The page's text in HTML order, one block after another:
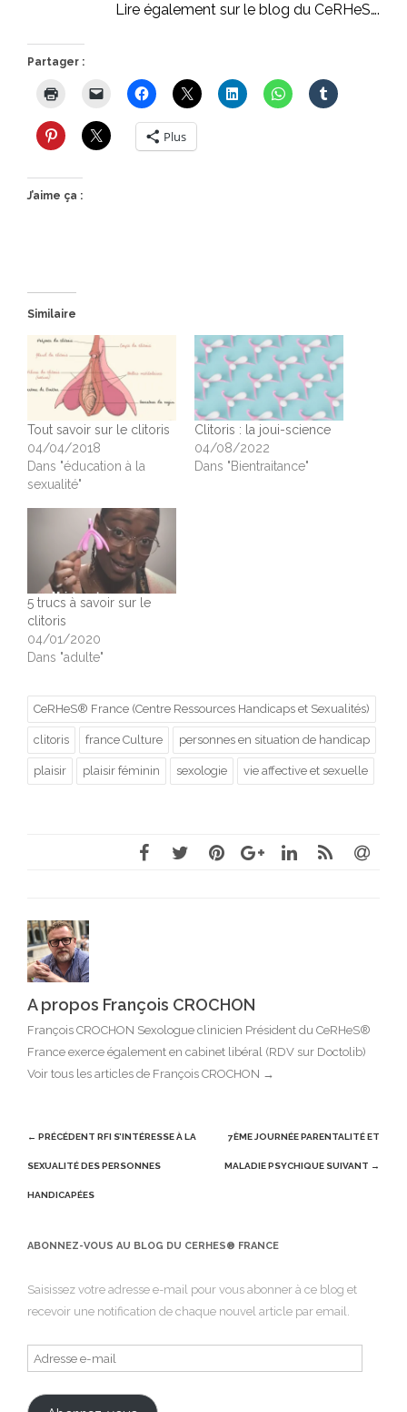
Lire également sur le blog du CeRHeS….
Partager :
Plus
J’aime ça :
Similaire
Tout savoir sur le clitoris
04/04/2018
Dans "éducation à la
sexualité"
Clitoris : la joui-science
04/08/2022
Dans "Bientraitance"
5 trucs à savoir sur le
clitoris
04/01/2020
Dans "adulte"
CeRHeS® France (Centre Ressources Handicaps et Sexualités)
clitoris france Culture personnes en situation de handicap
plaisir plaisir féminin sexologie vie affective et sexuelle
A propos François CROCHON
François CROCHON Sexologue clinicien Président du CeRHeS®
France exerce également en cabinet libéral (RDV sur Doctolib)
Voir tous les articles de François CROCHON →
Post
navigation
← PRÉCÉDENT RFI S’INTÉRESSE À LA
SEXUALITÉ DES PERSONNES
HANDICAPÉES
7ÈME JOURNÉE PARENTALITÉ ET
MALADIE PSYCHIQUE SUIVANT →
ABONNEZ-VOUS AU BLOG DU CERHES® FRANCE
Saisissez votre adresse e-mail pour vous abonner à ce blog et
recevoir une notification de chaque nouvel article par email.
Adresse
e-
mail